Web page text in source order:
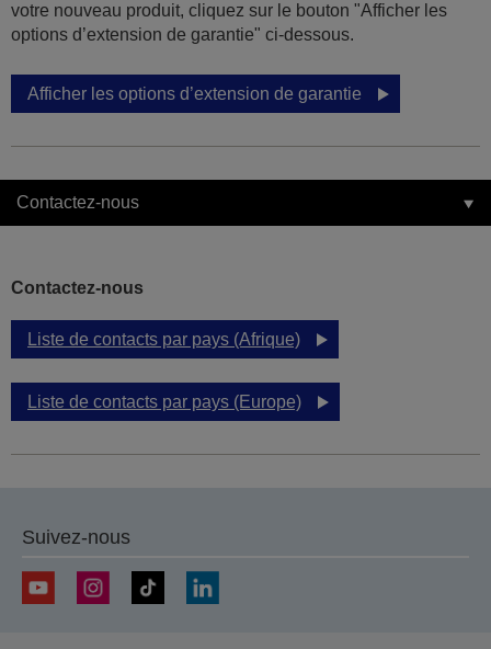
votre nouveau produit, cliquez sur le bouton "Afficher les
options d’extension de garantie" ci-dessous.
Afficher les options d’extension de garantie
Contactez-nous
Contactez-nous
Liste de contacts par pays (Afrique)
Liste de contacts par pays (Europe)
Suivez-nous